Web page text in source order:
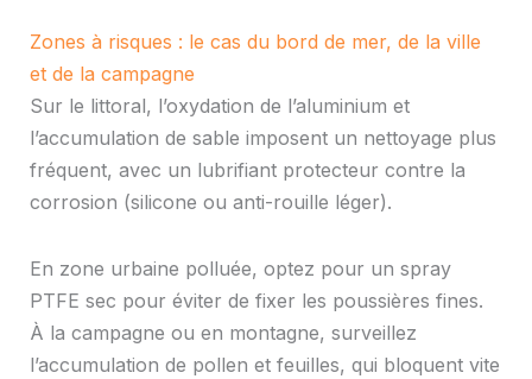
Zones à risques : le cas du bord de mer, de la ville
et de la campagne
Sur le littoral, l’oxydation de l’aluminium et
l’accumulation de sable imposent un nettoyage plus
fréquent, avec un lubrifiant protecteur contre la
corrosion (silicone ou anti-rouille léger).
En zone urbaine polluée, optez pour un spray
PTFE sec pour éviter de fixer les poussières fines.
À la campagne ou en montagne, surveillez
l’accumulation de pollen et feuilles, qui bloquent vite